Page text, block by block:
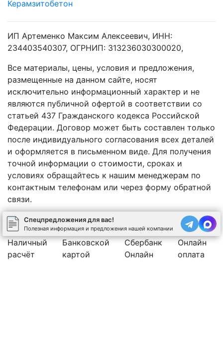
Керамзитобетон
ИП Артеменко Максим Алексеевич, ИНН:
234403540307, ОГРНИП: 313236030300020,
Все материалы, цены, условия и предложения,
размещенные на данном сайте, носят
исключительно информационный характер и не
являются публичной офертой в соответствии со
статьей 437 Гражданского кодекса Российской
Федерации. Договор может быть составлен только
после индивидуального согласования всех деталей
и оформляется в письменном виде. Для получения
точной информации о стоимости, сроках и
условиях обращайтесь к нашим менеджерам по
контактным телефонам или через форму обратной
связи.
Наличный
расчёт
Банковской
картой
Сбербанк
Онлайн
Онлайн
оплата
Спецпредложения для вас!
Полезная информация и предложения нашей компании